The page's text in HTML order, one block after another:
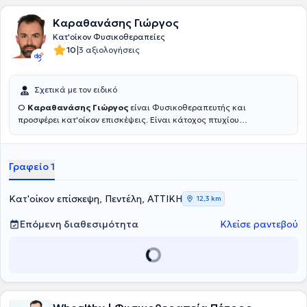
Καραθανάσης Γιώργος
Κατ'οίκον Φυσικοθεραπείες
10|3 αξιολογήσεις
Σχετικά με τον ειδικό
Ο Καραθανάσης Γιώργος είναι Φυσικοθεραπευτής και
προσφέρει κατ'οίκον επισκέψεις. Είναι κάτοχος πτυχίου
(ΑΤΕΙ) ενώ στη συνέχεια μετεκπαιδεύτηκε στη Νευρο- μυοσκελετική
σήμερα εργάζεται στον κλάδο της Φυσικοθεραπείας προσφέροντας
ιδιωτικές επισκέψεις κατ'οίκον αλλά και έχοντας εργαστεί ως
Φυσικοθεραπευτής σε νοσοκομεία και ιδιωτικά θεραπευτήρια,
αποκτώντας την ανάλογη εργασιακή εμπειρία. Τέλος, από το 2022
έως και σήμερα είναι Καθηγητής Φυσικοθεραπείας στο
Ινστιτούτο
Επαγγελματικής Κατάρτισης (
Γραφείο 1
Κατ'οίκον επίσκεψη, Πεντέλη, ΑΤΤΙΚΗ 12,3 km
Επόμενη διαθεσιμότητα Κλείσε ραντεβού